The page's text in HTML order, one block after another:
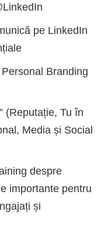
pe LinkedIn
Branding
(Reputație, Tu în
Media și Social
despre
importante pentru
și